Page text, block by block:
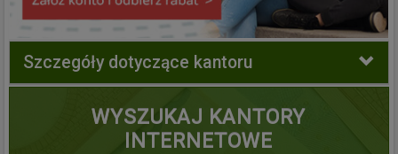
Szczegóły dotyczące kantoru
WYSZUKAJ KANTORY
INTERNETOWE